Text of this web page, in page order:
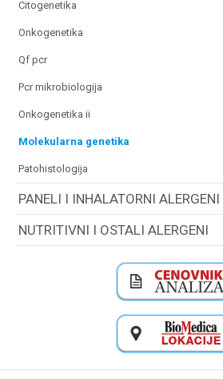
citogenetika
onkogenetika
qf pcr
pcr mikrobiologija
onkogenetika ii
molekularna genetika
patohistologija
PANELI I INHALATORNI ALERGENI
NUTRITIVNI I OSTALI ALERGENI